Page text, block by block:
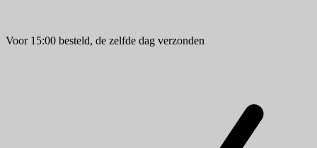
Voor 15:00 besteld, de zelfde dag verzonden